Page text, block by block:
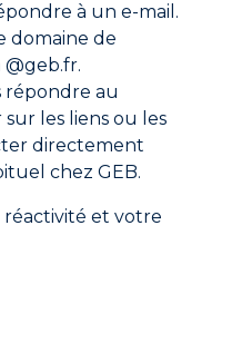
PLUS
à un e-mail.
domaine de
@geb.fr.
répondre au
sur les liens ou les
directement
chez GEB.
et votre